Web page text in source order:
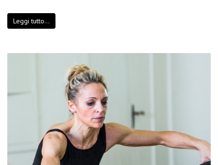
Leggi tutto...